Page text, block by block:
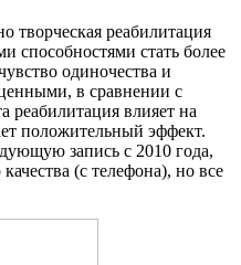
творческая реабилитация
способностями стать более
одиночества и
в сравнении с
влияет на
положительный эффект.
запись с 2010 года,
(с телефона), но все